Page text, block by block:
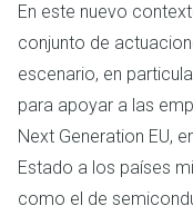
En este nuevo
conjunto de
escenario, en
para apoyar a las
Next Generation EU,
Estado a los países
como el de